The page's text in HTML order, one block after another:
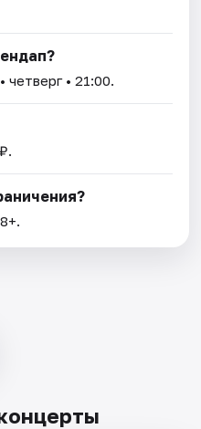
• четверг • 21:00.